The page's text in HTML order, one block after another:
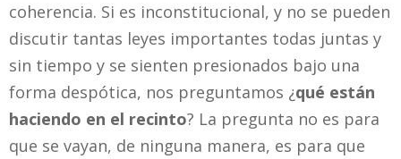
coherencia. Si es inconstitucional, y no se pueden
discutir tantas leyes importantes todas juntas y
sin tiempo y se sienten presionados bajo una
forma despótica, nos preguntamos ¿qué están
haciendo en el recinto? La pregunta no es para
que se vayan, de ninguna manera, es para que